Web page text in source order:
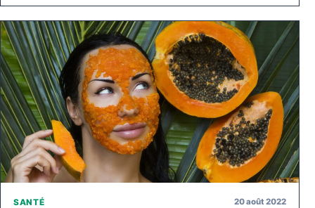
SANTÉ 20 août 2022